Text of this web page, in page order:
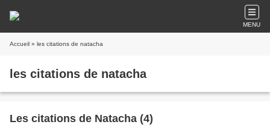
MENU
Accueil » les citations de natacha
les citations de natacha
Les citations de Natacha (4)